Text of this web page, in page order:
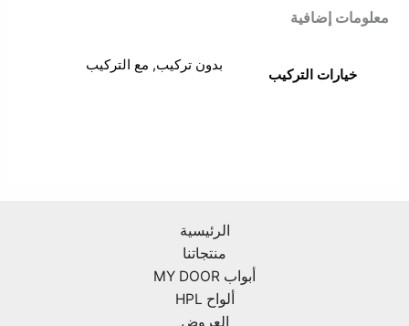
معلومات إضافية
خيارات التركيب
بدون تركيب, مع التركيب
الرئيسية
منتجاتنا
أبواب MY DOOR
ألواح HPL
العروض